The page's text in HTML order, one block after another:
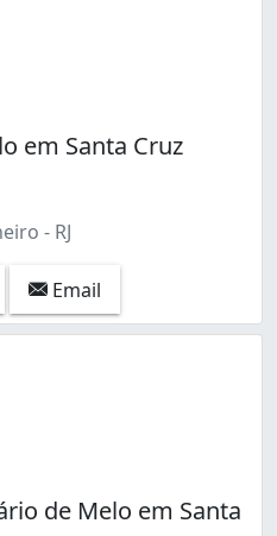
em Santa Cruz
- RJ
Email
de Melo em Santa